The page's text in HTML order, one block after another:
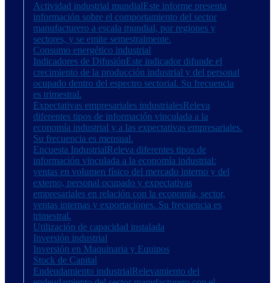
Actividad industrial mundialEste informe presenta
información sobre el comportamiento del sector
manufacturero a escala mundial, por regiones y
sectores, y se emite semestralmente.
Consumo energético industrial
Indicadores de DifusiónEste indicador difunde el
crecimiento de la producción industrial y del personal
ocupado dentro del espectro sectorial. Su frecuencia
es trimestral.
Expectativas empresariales industrialesReleva
diferentes tipos de información vinculada a la
economía industrial y a las expectativas empresariales.
Su frecuencia es mensual.
Encuesta IndustrialReleva diferentes tipos de
información vinculada a la economía industrial:
ventas en volumen físico del mercado interno y del
externo, personal ocupado y expectativas
empresariales en relación con la economía, sector,
ventas internas y exportaciones. Su frecuencia es
trimestral.
Utilización de capacidad instalada
Inversión industrial
Inversión en Maquinaria y Equipos
Stock de Capital
Endeudamiento industrialRelevamiento del